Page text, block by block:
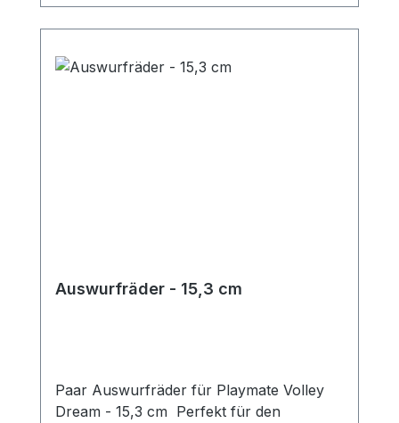
Auswurfräder - 15,3 cm
Paar Auswurfräder für Playmate Volley
Dream - 15,3 cm Perfekt für den